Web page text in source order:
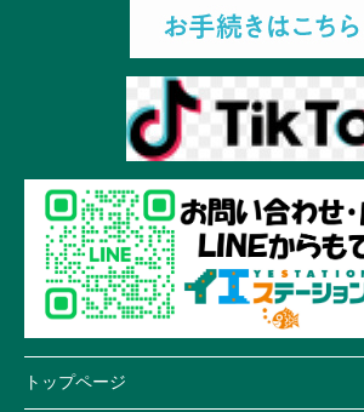
トップページ